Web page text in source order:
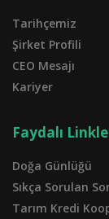
Tarihçemiz
Şirket Profili
CEO Mesajı
Kariyer
Faydalı
Doğa Günlüğü
Sıkça Sorulan
Tarım Kredi